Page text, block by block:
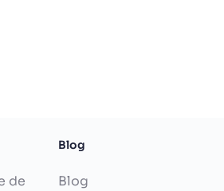
de
Blog
Blog